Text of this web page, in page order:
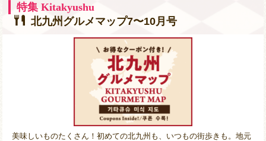
特集 Kitakyushu
北九州グルメマップ7〜10月号
美味しいものたくさん！初めての北九州も、いつもの街歩きも。地元